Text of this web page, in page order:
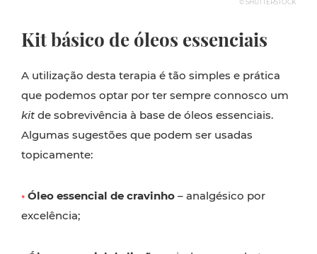
© SHUTTERSTOCK
Kit básico de óleos essenciais
A utilização desta terapia é tão simples e prática
que podemos optar por ter sempre connosco um
kit de sobrevivência à base de óleos essenciais.
Algumas sugestões que podem ser usadas
topicamente:
• Óleo essencial de cravinho – analgésico por
excelência;